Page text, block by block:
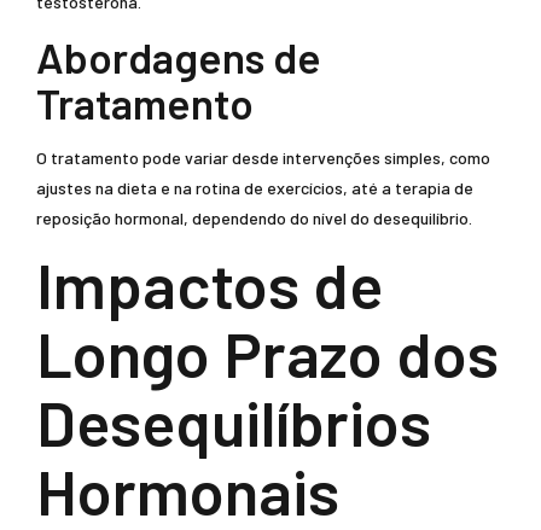
Abordagens de
Tratamento
O tratamento pode variar desde intervenções simples, como
ajustes na dieta e na rotina de exercícios, até a terapia de
reposição hormonal, dependendo do nível do desequilíbrio.
Impactos de
Longo Prazo dos
Desequilíbrios
Hormonais